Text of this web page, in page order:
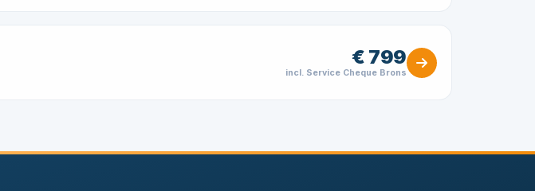
€ 799
incl. Service Cheque Brons